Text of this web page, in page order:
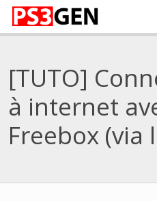
[TUTO]
à internet
Freebox (via